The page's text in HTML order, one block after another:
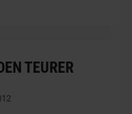
TEURER